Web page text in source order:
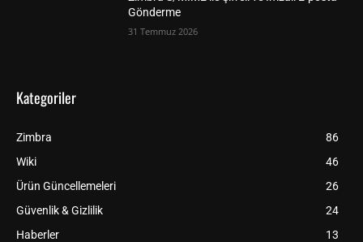
Gönderme
31 Temmuz 2026
Kategoriler
Zimbra
86
Wiki
46
Ürün Güncellemeleri
26
Güvenlik & Gizlilik
24
Haberler
13